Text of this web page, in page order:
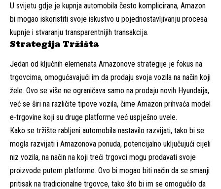
U svijetu gdje je kupnja automobila često komplicirana, Amazon
bi mogao iskoristiti svoje iskustvo u pojednostavljivanju procesa
kupnje i stvaranju transparentnijih transakcija.
Strategija Tržišta
Jedan od ključnih elemenata Amazonove strategije je fokus na
trgovcima, omogućavajući im da prodaju svoja vozila na način koji
žele. Ovo se više ne ograničava samo na prodaju novih Hyundaija,
već se širi na različite tipove vozila, čime Amazon prihvaća model
e-trgovine koji su druge platforme već uspješno uvele.
Kako se tržište rabljeni automobila nastavilo razvijati, tako bi se
mogla razvijati i Amazonova ponuda, potencijalno uključujući cijeli
niz vozila, na način na koji treći trgovci mogu prodavati svoje
proizvode putem platforme. Ovo bi mogao biti način da se smanji
pritisak na tradicionalne trgovce, tako što bi im se omogućilo da